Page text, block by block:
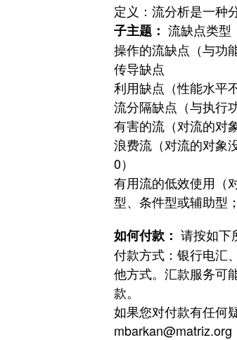
定义：流分析是一种
子主题： 流缺点类型
操作的流缺点（与功
传导缺点
利用缺点（性能水平
流分隔缺点（与执行
有害的流（对流的对
浪费流（对流的对象
0）
有用流的低效使用（
型、条件型或辅助型
如何付款： 请按如下
付款方式：银行电汇
他方式。 汇款服务可
款。
如果您对付款有任何
mbarkan@matriz.org